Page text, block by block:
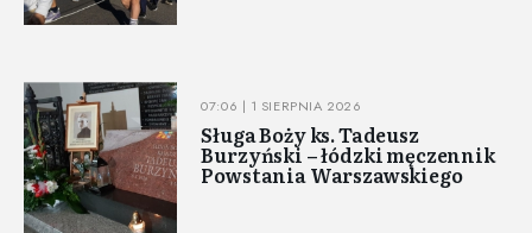
07:06 | 1 SIERPNIA 2026
Sługa Boży ks. Tadeusz
Burzyński – łódzki męczennik
Powstania Warszawskiego